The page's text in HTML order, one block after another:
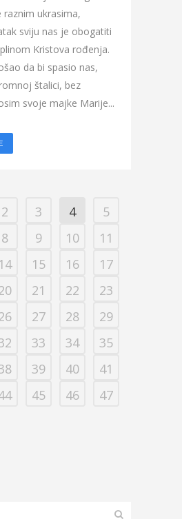
raznim ukrasima,
sviju nas je obogatiti
Kristova rođenja.
da bi spasio nas,
štalici, bez
svoje majke Marije...
2 3 4
5
8 9 10
11
14 15 16
17
21 22
23
27 28
29
33 34
35
39 40
41
45 46
47